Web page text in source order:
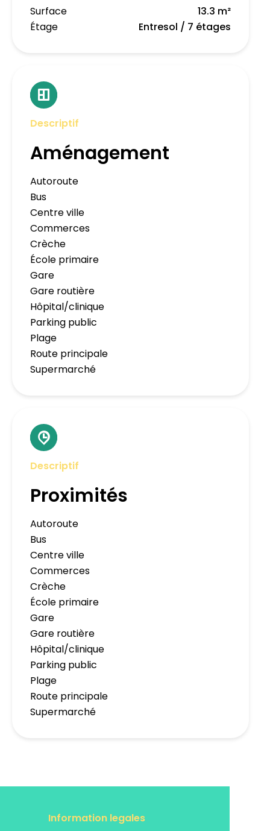
Surface
13.3 m²
Étage
Entresol / 7 étages
Descriptif
Aménagement
Autoroute
Bus
Centre ville
Commerces
Crèche
École primaire
Gare
Gare routière
Hôpital/clinique
Parking public
Plage
Route principale
Supermarché
Descriptif
Proximités
Autoroute
Bus
Centre ville
Commerces
Crèche
École primaire
Gare
Gare routière
Hôpital/clinique
Parking public
Plage
Route principale
Supermarché
Information legales